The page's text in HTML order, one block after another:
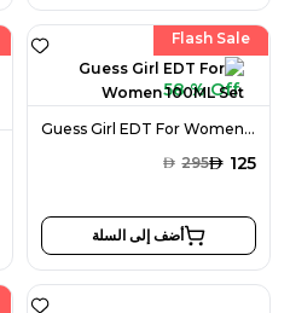
Flash Sale
58 % Off
Guess Girl EDT For Women 100ML Set
AED 125
AED 295
أضف إلى السلة